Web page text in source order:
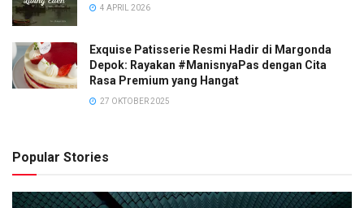
4 APRIL 2026
Exquise Patisserie Resmi Hadir di Margonda
Depok: Rayakan #ManisnyaPas dengan Cita
Rasa Premium yang Hangat
27 OKTOBER 2025
Popular Stories